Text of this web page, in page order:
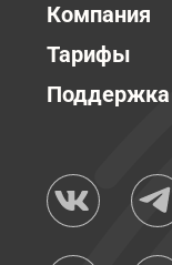
Компания
Тарифы
Поддержка